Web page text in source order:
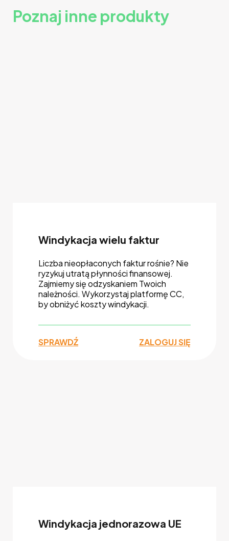
Poznaj inne produkty
Windykacja wielu faktur
Liczba nieopłaconych faktur rośnie? Nie
ryzykuj utratą płynności finansowej.
Zajmiemy się odzyskaniem Twoich
należności. Wykorzystaj platformę CC,
by obniżyć koszty windykacji.
SPRAWDŹ ZALOGUJ SIĘ
Windykacja jednorazowa UE